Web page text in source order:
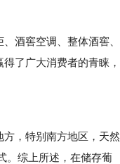
酒窖空调、整体酒窖、
了广大消费者的青睐，
，特别南方地区，天然
。综上所述，在储存葡